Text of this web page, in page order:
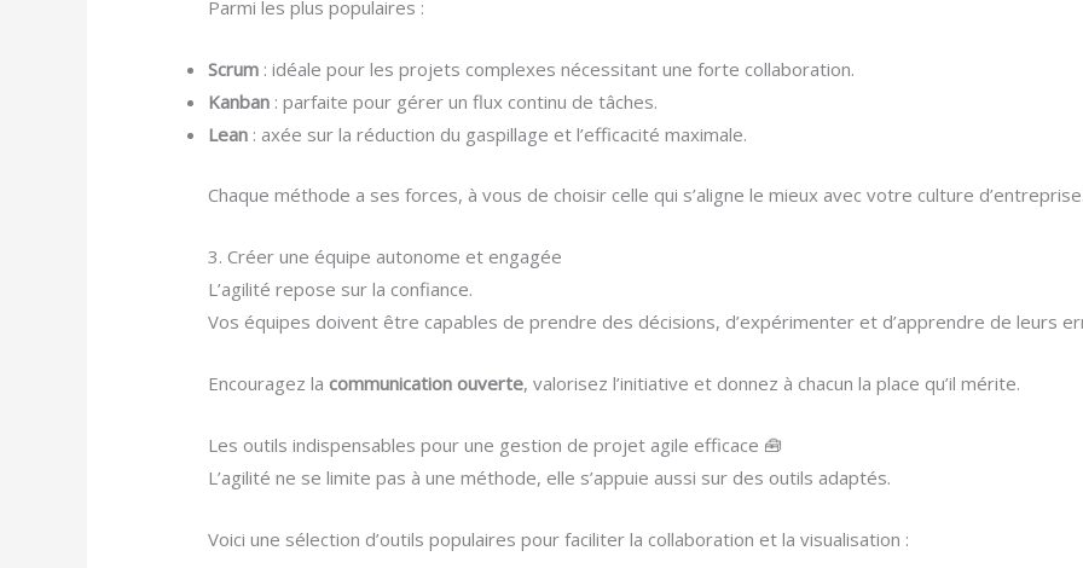
Parmi les plus populaires :
Scrum : idéale pour les projets complexes nécessitant une forte collaboration.
Kanban : parfaite pour gérer un flux continu de tâches.
Lean : axée sur la réduction du gaspillage et l’efficacité maximale.
Chaque méthode a ses forces, à vous de choisir celle qui s’aligne le mieux avec votre culture d’entreprise.
3. Créer une équipe autonome et engagée
L’agilité repose sur la confiance.
Vos équipes doivent être capables de prendre des décisions, d’expérimenter et d’apprendre de leurs
Encouragez lacommunication ouverte, valorisez l’initiative et donnez à chacun la place qu’il mérite.
Les outils indispensables pour une gestion de projet agile efficace 🧰
L’agilité ne se limite pas à une méthode, elle s’appuie aussi sur des outils adaptés.
Voici une sélection d’outils populaires pour faciliter la collaboration et la visualisation :